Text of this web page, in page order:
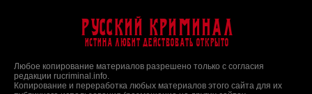
Русский Криминал
Истина любит действовать открыто
Любое копирование материалов разрешено только с согласия
редакции rucriminal.info.
Копирование и переработка любых материалов этого сайта для их